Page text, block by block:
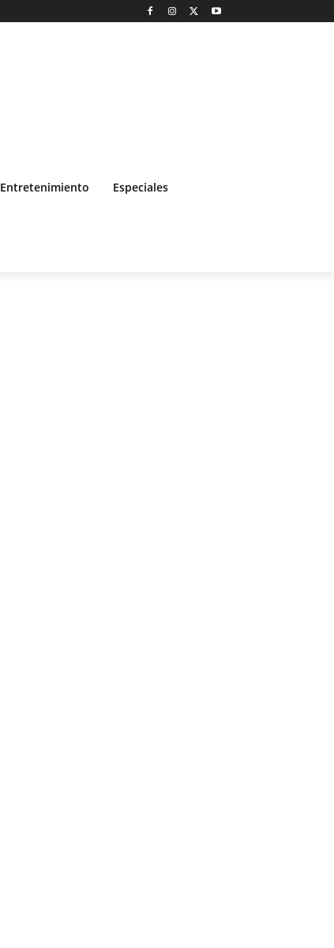
Entretenimiento Especiales